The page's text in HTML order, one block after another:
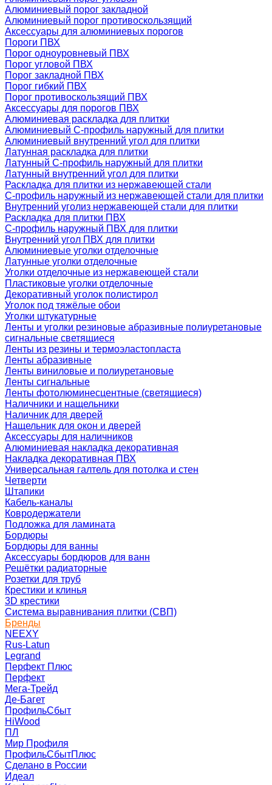
Алюминиевый порог закладной
Алюминиевый порог противоскользящий
Аксессуары для алюминиевых порогов
Пороги ПВХ
Порог одноуровневый ПВХ
Порог угловой ПВХ
Порог закладной ПВХ
Порог гибкий ПВХ
Порог противоскользящий ПВХ
Аксессуары для порогов ПВХ
Алюминиевая раскладка для плитки
Алюминиевый С-профиль наружный для плитки
Алюминиевый внутренний угол для плитки
Латунная раскладка для плитки
Латунный С-профиль наружный для плитки
Латунный внутренний угол для плитки
Раскладка для плитки из нержавеющей стали
С-профиль наружный из нержавеющей стали для плитки
Внутренний уголиз нержавеющей стали для плитки
Раскладка для плитки ПВХ
С-профиль наружный ПВХ для плитки
Внутренний угол ПВХ для плитки
Алюминиевые уголки отделочные
Латунные уголки отделочные
Уголки отделочные из нержавеющей стали
Пластиковые уголки отделочные
Декоративный уголок полистирол
Уголок под тяжёлые обои
Уголки штукатурные
Ленты и уголки резиновые абразивные полиуретановые
сигнальные светящиеся
Ленты из резины и термоэластопласта
Ленты абразивные
Ленты виниловые и полиуретановые
Ленты сигнальные
Ленты фотолюминесцентные (светящиеся)
Наличники и нащельники
Наличник для дверей
Нащельник для окон и дверей
Аксессуары для наличников
Алюминиевая накладка декоративная
Накладка декоративная ПВХ
Универсальная галтель для потолка и стен
Четверти
Штапики
Кабель-каналы
Ковродержатели
Подложка для ламината
Бордюры
Бордюры для ванны
Аксессуары бордюров для ванн
Решётки радиаторные
Розетки для труб
Крестики и клинья
3D крестики
Система выравнивания плитки (СВП)
Бренды
NEEXY
Rus-Latun
Legrand
Перфект Плюс
Перфект
Мега-Трейд
Де-Багет
ПрофильСбыт
HiWood
ПЛ
Мир Профиля
ПрофильСбытПлюс
Сделано в России
Идеал